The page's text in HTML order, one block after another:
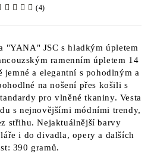
(4)
"YANA" JSC s hladkým úpletem
ramenním úpletem 14
jemné a elegantní s pohodlným a
na nošení přes košili s
pro vlněné tkaniny. Vesta
s nejnovějšími módními trendy,
střihu. Nejaktuálnější barvy
i do divadla, opery a dalších
390 gramů.